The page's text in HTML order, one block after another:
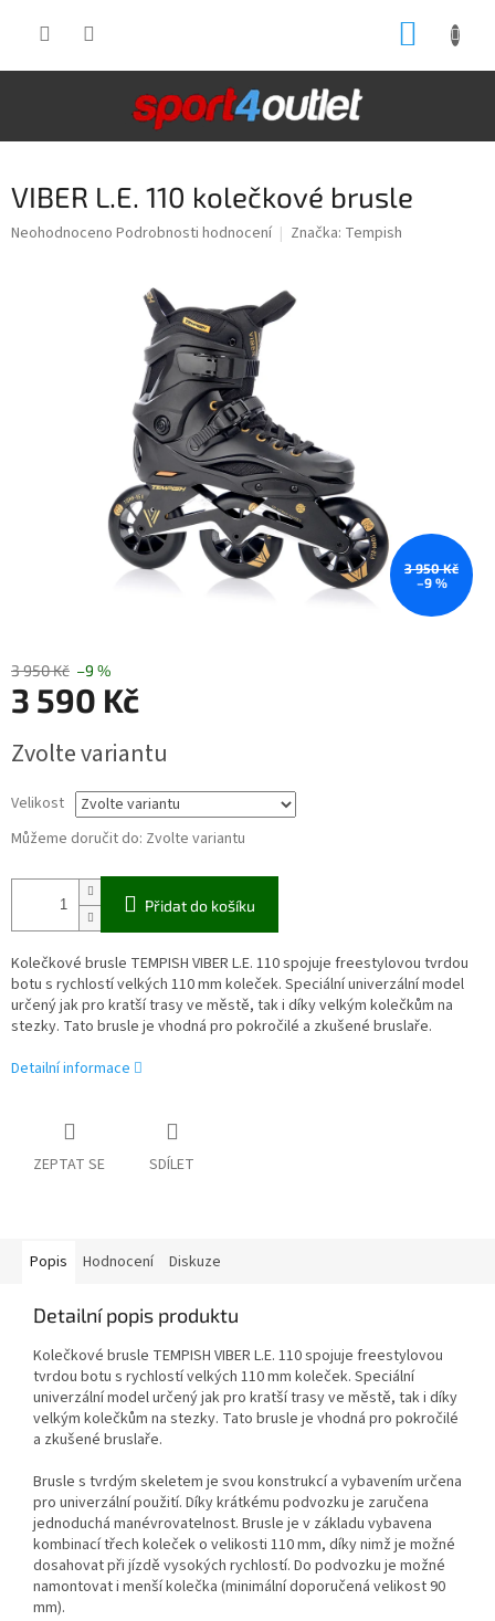
VIBER L.E. 110 kolečkové brusle
Průměrné
Neohodnoceno Podrobnosti hodnocení Značka: Tempish
3 950 Kč
–9 %
3 950 Kč –9 %
3 590 Kč
cena:
Zvolte variantu
Velikost
Můžeme doručit do: Zvolte variantu
Přidat do košíku
Kolečkové brusle TEMPISH VIBER L.E. 110 spojuje freestylovou tvrdou
botu s rychlostí velkých 110 mm koleček. Speciální univerzální model
určený jak pro kratší trasy ve městě, tak i díky velkým kolečkům na
stezky. Tato brusle je vhodná pro pokročilé a zkušené bruslaře.
Detailní informace
ZEPTAT SE SDÍLET
Popis Hodnocení Diskuze
Detailní popis produktu
Kolečkové brusle TEMPISH VIBER L.E. 110 spojuje freestylovou
tvrdou botu s rychlostí velkých 110 mm koleček. Speciální
univerzální model určený jak pro kratší trasy ve městě, tak i díky
velkým kolečkům na stezky. Tato brusle je vhodná pro pokročilé
a zkušené bruslaře.
Brusle s tvrdým skeletem je svou konstrukcí a vybavením určena
pro univerzální použití. Díky krátkému podvozku je zaručena
jednoduchá manévrovatelnost. Brusle je v základu vybavena
kombinací třech koleček o velikosti 110 mm, díky nimž je možné
dosahovat při jízdě vysokých rychlostí. Do podvozku je možné
namontovat i menší kolečka (minimální doporučená velikost 90
mm).